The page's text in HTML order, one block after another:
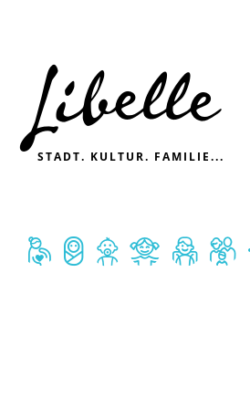

STADT. KULTUR. FAMILIE...
     